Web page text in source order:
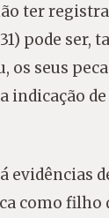
ter
pode ser,
os seus
indicação
evidências
como filho